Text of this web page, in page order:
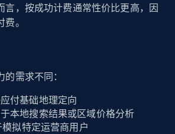
言，按成功计费通常性价比更高，因
。
需求不同：
付基础地理定向
本地搜索结果或区域价格分析
模拟特定运营商用户